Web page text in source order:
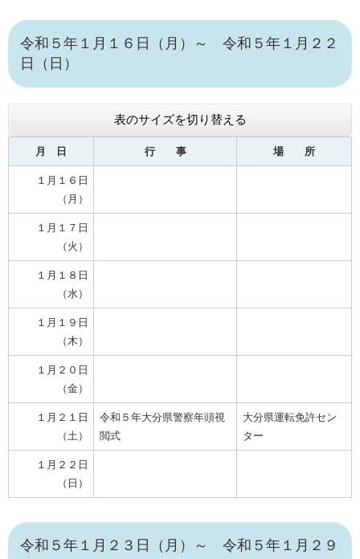
令和５年１月１６日（月）～ 令和５年１月２２
日（日）
表のサイズを切り替える
月 日 行 事 場 所
１月１６日
（月）
１月１７日
（火）
１月１８日
（水）
１月１９日
（木）
１月２０日
（金）
１月２１日
（土）
令和５年大分県警察年頭視
閲式
大分県運転免許セン
ター
１月２２日
（日）
令和５年１月２３日（月）～ 令和５年１月２９